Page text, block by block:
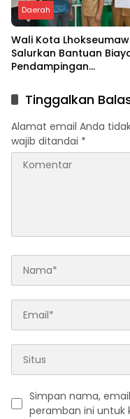
Daerah
Wali Kota
Salurkan Bantuan
Pendampingan
MalTinggalkan
Alamat email Anda
wajib ditandai *
Simpan nama,
peramban ini untuk